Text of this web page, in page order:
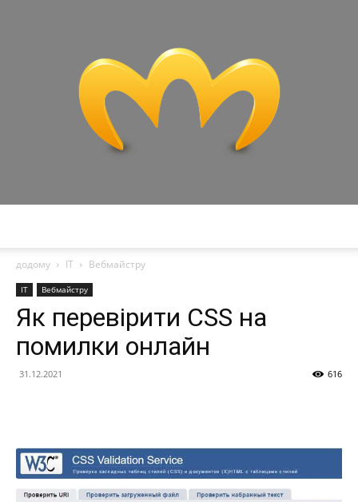
додому
IT Вебмайстру
IT Вебмайстру
Як перевірити CSS на
помилки онлайн
31.12.2021 616